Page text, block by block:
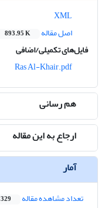
اصل مقاله
893.95 K
فایل‌های تکمیلی/اضافی
Ras Al-Khair.pdf
هم رسانی
ارجاع به این مقاله
آمار
تعداد مشاهده مقاله 329